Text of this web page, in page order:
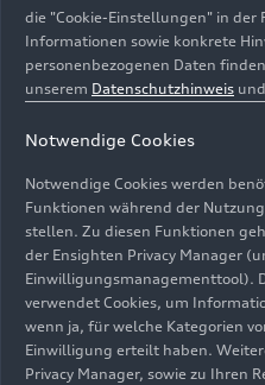
IONITY bietet
schnelles Laden.
Bild-Nr: A218567 ·
die "Cookie-Einstellungen" in der
Informationen sowie konkrete
personenbezogenen Daten
unserem Datenschutzhinweis
Notwendige Cookies
Notwendige Cookies werden
Funktionen während der
stellen. Zu diesen Funktionen
der Ensighten Privacy Manager
Einwilligungsmanagementtool).
verwendet Cookies, um
wenn ja, für welche Kategorien
Einwilligung erteilt haben.
Privacy Manager, sowie zu Ihren